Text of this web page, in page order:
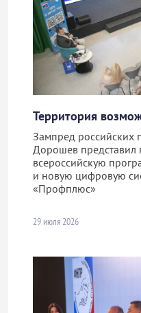
Территория
Зампред российских
Дорошев
всероссийскую
и новую цифровую
«Профплюс»
29 июля 2026